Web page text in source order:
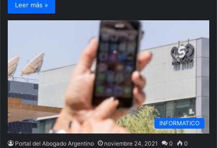
Leer más »
INFORMATICO
Portal del Abogado Argentino noviembre 24, 2021 0 0